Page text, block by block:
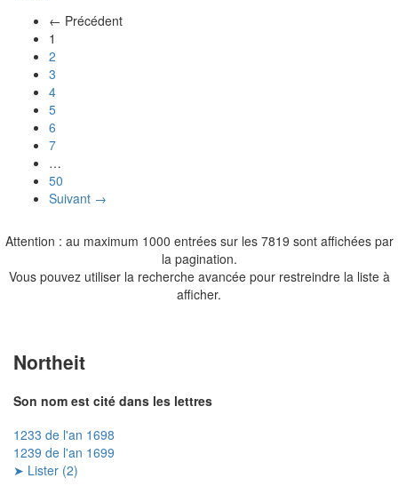
← Précédent
1
2
3
4
5
6
7
…
50
Suivant →
Attention : au maximum 1000 entrées sur les 7819 sont affichées par
la pagination.
Vous pouvez utiliser la recherche avancée pour restreindre la liste à
afficher.
Northeit
Son nom est cité dans les lettres
1233 de l'an 1698
1239 de l'an 1699
➤ Lister (2)